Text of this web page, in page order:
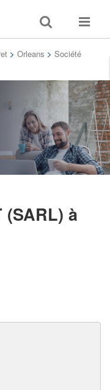
Toggle
search
Toggle
> Orleans > Société
(SARL) à